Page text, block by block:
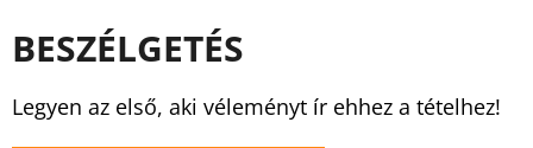
BESZÉLGETÉS
Legyen az első, aki véleményt ír ehhez a tételhez!